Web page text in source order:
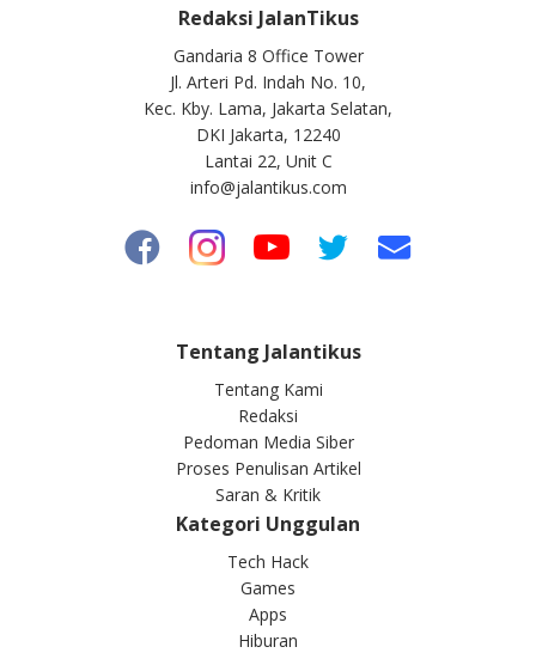
Redaksi JalanTikus
Gandaria 8 Office Tower
Jl. Arteri Pd. Indah No. 10,
Kec. Kby. Lama, Jakarta Selatan,
DKI Jakarta, 12240
Lantai 22, Unit C
info@jalantikus.com
Tentang Jalantikus
Tentang Kami
Redaksi
Pedoman Media Siber
Proses Penulisan Artikel
Saran & Kritik
Kategori Unggulan
Tech Hack
Games
Apps
Hiburan